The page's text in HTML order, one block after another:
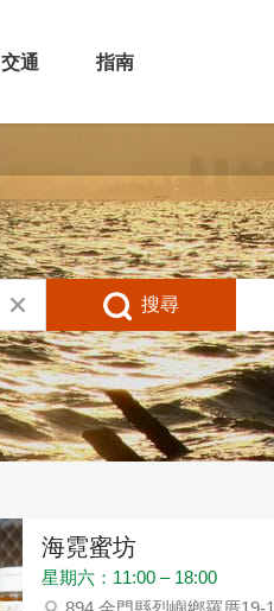
交通 指南
搜尋
海霓蜜坊
星期六：11:00 – 18:00